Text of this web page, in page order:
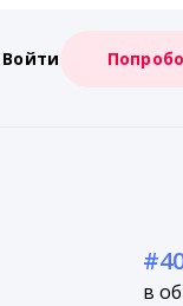
Войти
в